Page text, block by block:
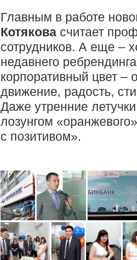
Главным в работе
Котякова считает
сотрудников. А еще –
недавнего
корпоративный цвет –
движение, радость,
Даже утренние
лозунгом
с позитивом».